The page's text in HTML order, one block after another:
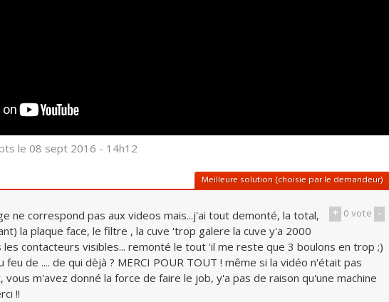
le 08 sept 2016 - 14h12
Meilleure solution (choisie par le demandeur)
+ 0vote -
ne correspond pas aux videos mais...j'ai tout demonté, la total,
la plaque face, le filtre , la cuve 'trop galere la cuve y'a 2000
les contacteurs visibles... remonté le tout 'il me reste que 3 boulons en trop ;)
feu de .... de qui dèjà ? MERCI POUR TOUT ! même si la vidéo n'était pas
vous m'avez donné la force de faire le job, y'a pas de raison qu'une machine
!!